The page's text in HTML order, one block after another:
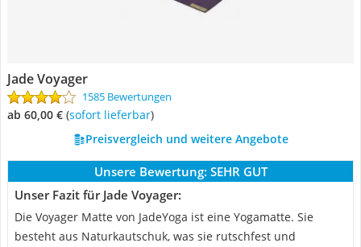
Jade Voyager
1585 Bewertungen
ab 60,00 € ( Sofort lieferbar)
Preisvergleich und weitere Angebote
Unsere Bewertung: SEHR GUT
Unser Fazit für Jade Voyager:
Die Voyager Matte von JadeYoga ist eine Yogamatte. Sie
besteht aus Naturkautschuk, was sie rutschfest und